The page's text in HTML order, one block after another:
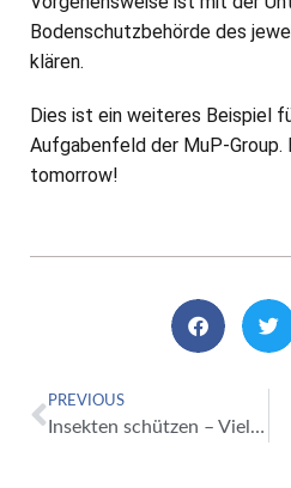
Bodenschutzbehörde des
klären.
Dies ist ein weiteres Beispiel
Aufgabenfeld der MuP-
tomorrow!
PREVIOUS
Insekten schützen – Vielfalt bewahren